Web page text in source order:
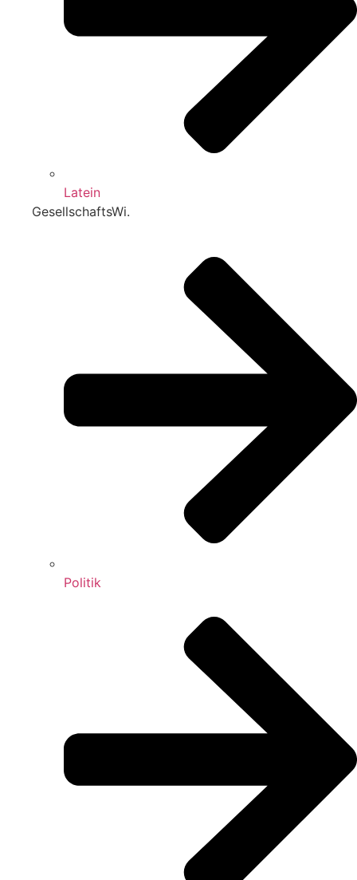
Latein
GesellschaftsWi.
Politik